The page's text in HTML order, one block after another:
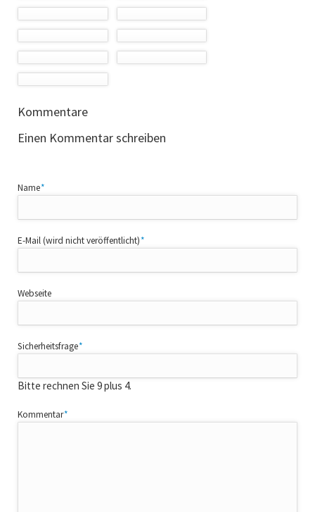
Kommentare
Einen Kommentar schreiben
Pflichtfeld
Name*
Pflichtfeld
E-Mail (wird nicht veröffentlicht)*
Webseite
Pflichtfeld
Sicherheitsfrage*
Bitte rechnen Sie 9 plus 4.
Pflichtfeld
Kommentar*